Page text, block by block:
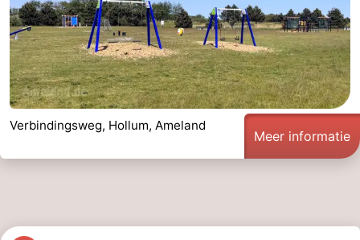
Verbindingsweg, Hollum, Ameland
Meer informatie